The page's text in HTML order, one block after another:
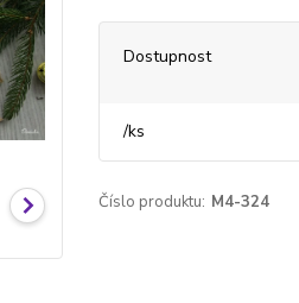
Dostupnost
/ks
Číslo produktu: M4-324